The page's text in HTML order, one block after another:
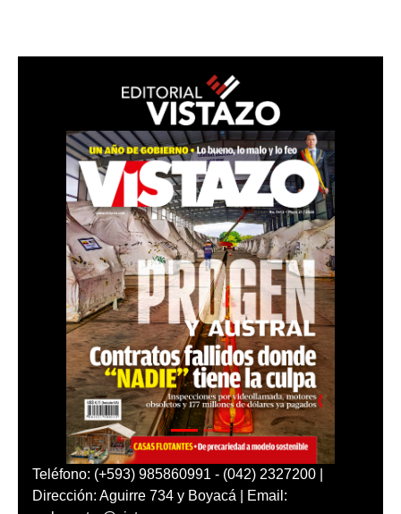
Teléfono: (+593) 985860991 - (042) 2327200 |
Dirección: Aguirre 734 y Boyacá | Email: